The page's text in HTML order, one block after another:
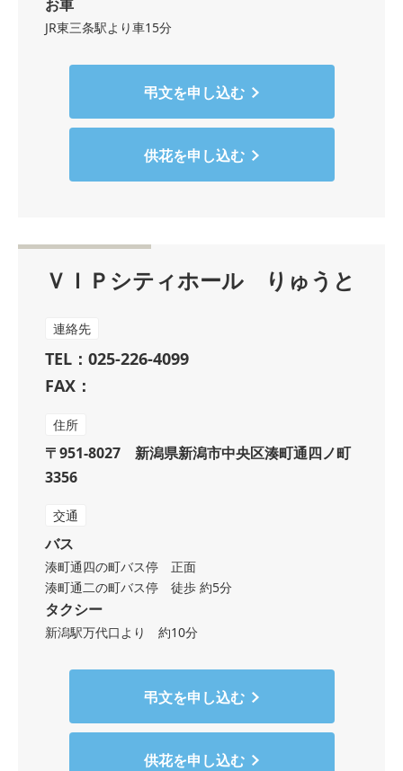
お車
JR東三条駅より車15分
弔文を申し込む
供花を申し込む
ＶＩＰシティホール りゅうと
連絡先
TEL：025-226-4099
FAX：
住所
〒951-8027 新潟県新潟市中央区湊町通四ノ町
3356
交通
バス
湊町通四の町バス停 正面
湊町通二の町バス停 徒歩 約5分
タクシー
新潟駅万代口より 約10分
弔文を申し込む
供花を申し込む